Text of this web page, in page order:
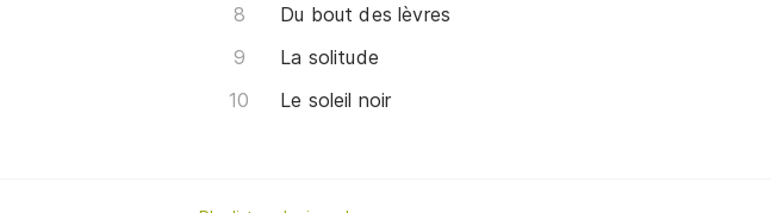
Du bout des lèvres
La solitude
Le soleil noir